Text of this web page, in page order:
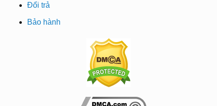
Đổi trả
Bảo hành